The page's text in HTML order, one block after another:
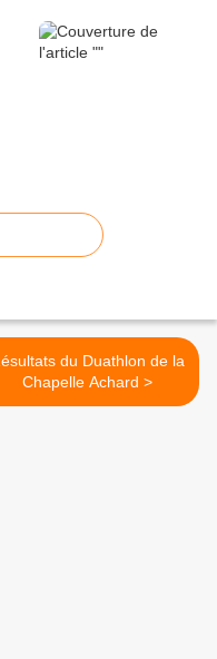
du Duathlon de la
Chapelle Achard >